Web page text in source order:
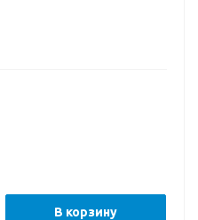
В корзину